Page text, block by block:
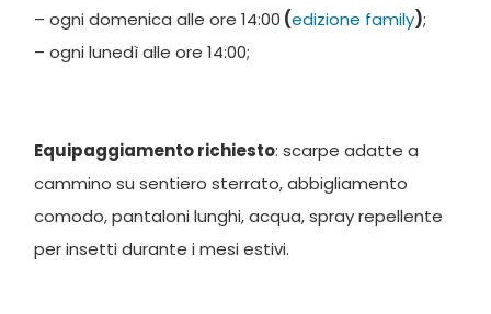
– ogni domenica alle ore 14:00 (edizione family);
– ogni lunedì alle ore 14:00;
Equipaggiamento richiesto: scarpe adatte a
cammino su sentiero sterrato, abbigliamento
comodo, pantaloni lunghi, acqua, spray repellente
per insetti durante i mesi estivi.